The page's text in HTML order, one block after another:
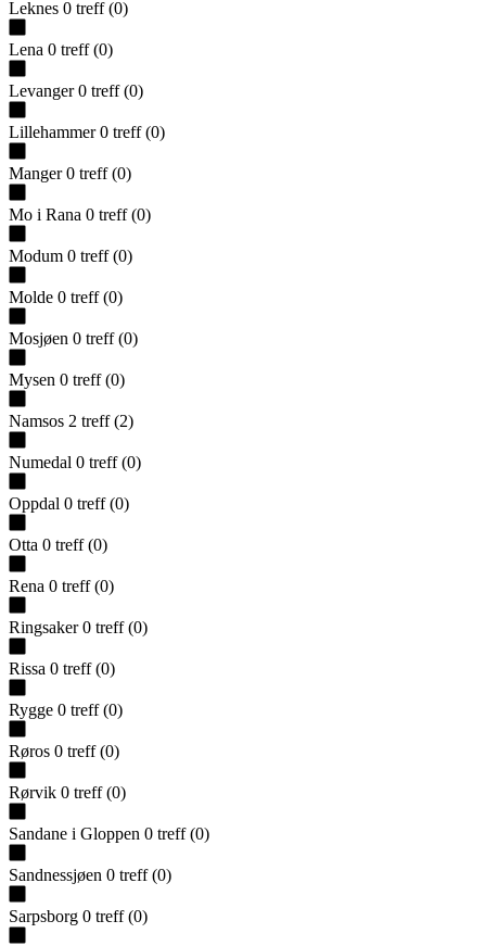
Leknes 0 treff (0)
Lena 0 treff (0)
Levanger 0 treff (0)
Lillehammer 0 treff (0)
Manger 0 treff (0)
Mo i Rana 0 treff (0)
Modum 0 treff (0)
Molde 0 treff (0)
Mosjøen 0 treff (0)
Mysen 0 treff (0)
Namsos 2 treff (2)
Numedal 0 treff (0)
Oppdal 0 treff (0)
Otta 0 treff (0)
Rena 0 treff (0)
Ringsaker 0 treff (0)
Rissa 0 treff (0)
Rygge 0 treff (0)
Røros 0 treff (0)
Rørvik 0 treff (0)
Sandane i Gloppen 0 treff (0)
Sandnessjøen 0 treff (0)
Sarpsborg 0 treff (0)